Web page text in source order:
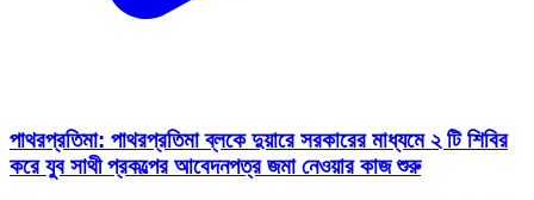
পাথরপ্রতিমা: পাথরপ্রতিমা ব্লকে দুয়ারে সরকারের মাধ্যমে ২ টি শিবির
করে যুব সাথী প্রকল্পের আবেদনপত্র জমা নেওয়ার কাজ শুরু